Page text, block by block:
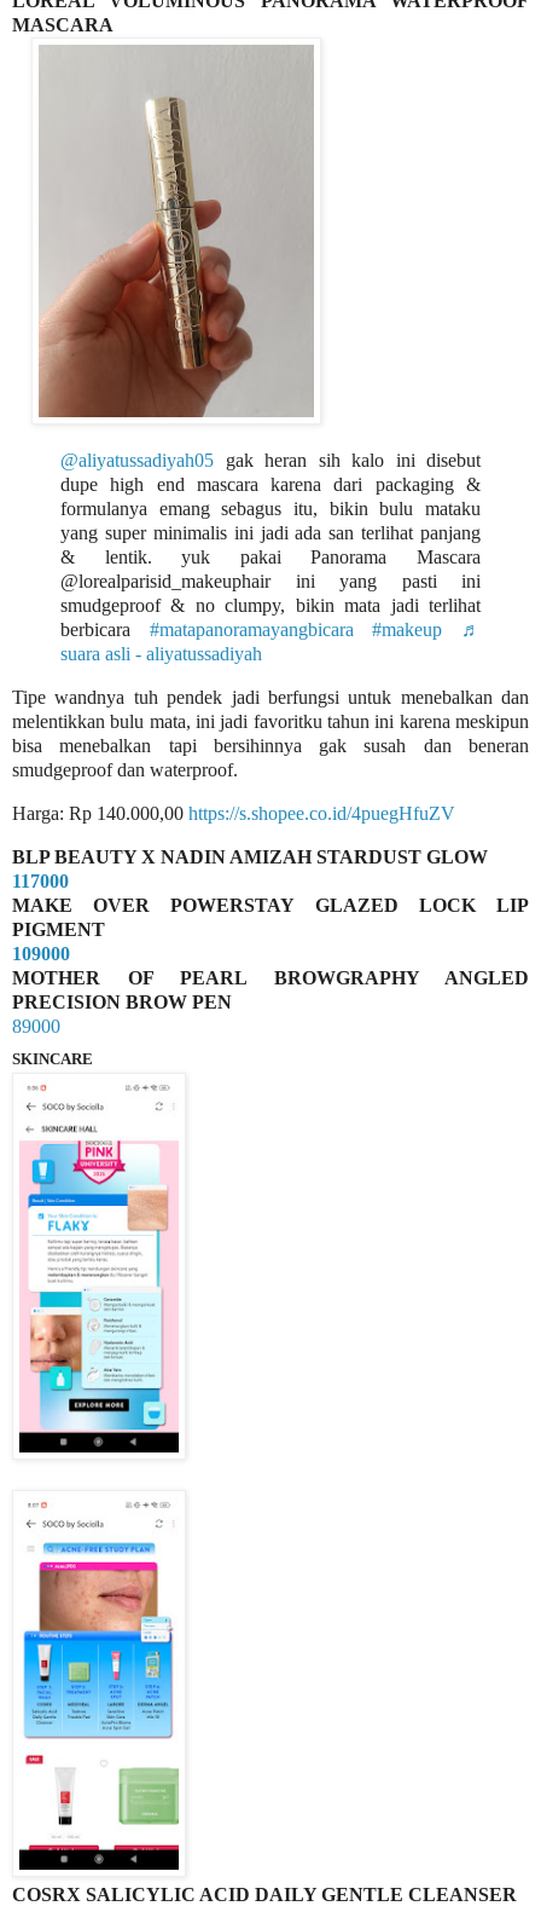
MASCARA
@aliyatussadiyah05 gak heran sih kalo ini disebut
dupe high end mascara karena dari packaging &
formulanya emang sebagus itu, bikin bulu mataku
yang super minimalis ini jadi ada san terlihat panjang
& lentik. yuk pakai Panorama Mascara
@lorealparisid_makeuphair ini yang pasti ini
smudgeproof & no clumpy, bikin mata jadi terlihat
berbicara #matapanoramayangbicara #makeup
♬
suara asli - aliyatussadiyah
Tipe wandnya tuh pendek jadi berfungsi untuk menebalkan dan
melentikkan bulu mata, ini jadi favoritku tahun ini karena meskipun
bisa menebalkan tapi bersihinnya gak susah dan beneran
smudgeproof dan waterproof.
Harga: Rp 140.000,00 https://s.shopee.co.id/4puegHfuZV
BLP BEAUTY X NADIN AMIZAH STARDUST GLOW
117000
MAKE OVER POWERSTAY GLAZED LOCK LIP
PIGMENT
109000
MOTHER OF PEARL BROWGRAPHY ANGLED
PRECISION BROW PEN
89000
SKINCARE
COSRX SALICYLIC ACID DAILY GENTLE CLEANSER